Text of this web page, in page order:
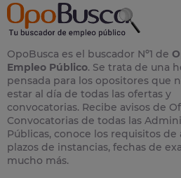
OpoBusca es el buscador Nº1 de
Empleo Público. Se trata de una
pensada para los opositores que
estar al día de todas las ofertas y
convocatorias. Recibe avisos de
Convocatorias de todas las
Públicas, conoce los requisitos de
plazos de instancias, fechas de
mucho más.